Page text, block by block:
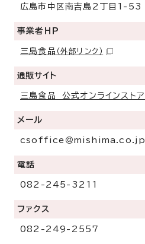
広島市中区南吉島2丁目1-53
事業者ＨＰ
三島食品 （外部リンク）
通販サイト
三島食品 公式オンラインストア
メール
csoffice＠mishima.co.jp
電話
082-245-3211
ファクス
082-249-2557